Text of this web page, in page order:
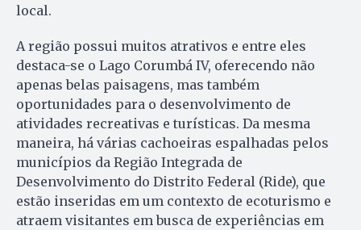
local.
A região possui muitos atrativos e entre eles
destaca-se o Lago Corumbá IV, oferecendo não
apenas belas paisagens, mas também
oportunidades para o desenvolvimento de
atividades recreativas e turísticas. Da mesma
maneira, há várias cachoeiras espalhadas pelos
municípios da Região Integrada de
Desenvolvimento do Distrito Federal (Ride), que
estão inseridas em um contexto de ecoturismo e
atraem visitantes em busca de experiências em